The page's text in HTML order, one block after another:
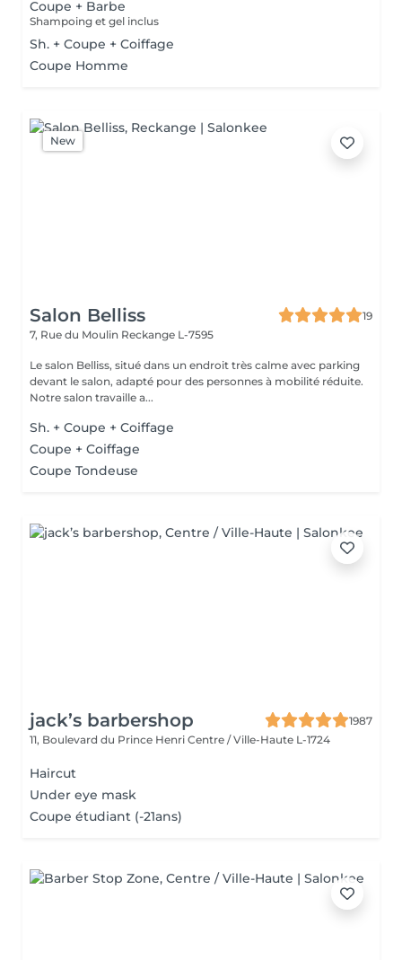
Coupe + Barbe
Shampoing et gel inclus
Sh. + Coupe + Coiffage
Coupe Homme
New
Salon Belliss
19
7, Rue du Moulin Reckange L-7595
Le salon Belliss, situé dans un endroit très calme avec parking
devant le salon, adapté pour des personnes à mobilité réduite.
Notre salon travaille a...
Sh. + Coupe + Coiffage
Coupe + Coiffage
Coupe Tondeuse
jack’s barbershop
1987
11, Boulevard du Prince Henri Centre / Ville-Haute L-1724
Haircut
Under eye mask
Coupe étudiant (-21ans)